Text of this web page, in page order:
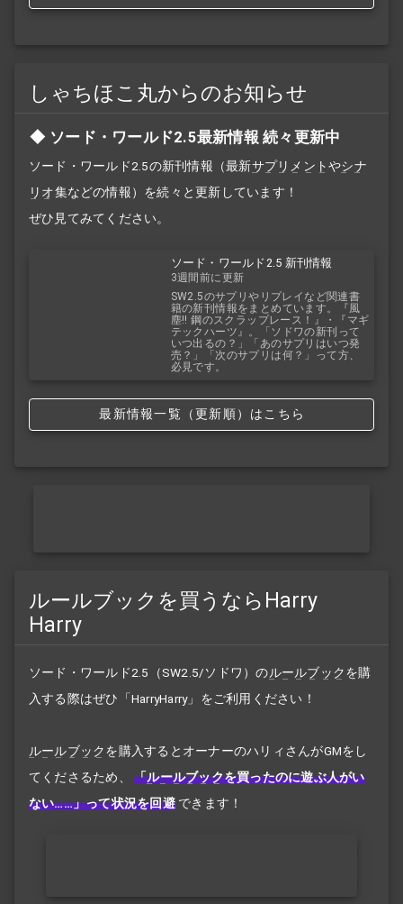
しゃちほこ丸からのお知らせ
ソード・ワールド2.5最新情報 続々更新中
ソード・ワールド2.5の新刊情報（最新サプリメントやシナ
リオ集などの情報）を続々と更新しています！
ぜひ見てみてください。
ソード・ワールド2.5 新刊情報
3週間前に更新
SW2.5のサプリやリプレイなど関連書
籍の新刊情報をまとめています。『風
塵!! 鋼のスクラップレース！』・『マギ
テックハーツ』。「ソドワの新刊って
いつ出るの？」「あのサプリはいつ発
売？」「次のサプリは何？」って方、
必見です。
最新情報一覧（更新順）はこちら
ルールブックを買うならHarry
Harry
ソード・ワールド2.5（SW2.5/ソドワ）のルールブックを購
入する際はぜひ「HarryHarry」をご利用ください！
ルールブックを購入するとオーナーのハリィさんがGMをし
てくださるため、
「ルールブックを買ったのに遊ぶ人がい
ない……」って状況を回避 できます！